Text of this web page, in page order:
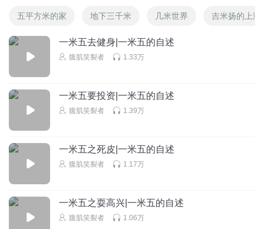
五平方米的家 地下三千米 几米世界 吉米扬的上海
一米五去健身|一米五的自述
腹肌笑裂者 1.33万
一米五要投资|一米五的自述
腹肌笑裂者 1.39万
一米五之死皮|一米五的自述
腹肌笑裂者 1.17万
一米五之耍高兴|一米五的自述
腹肌笑裂者 1.06万